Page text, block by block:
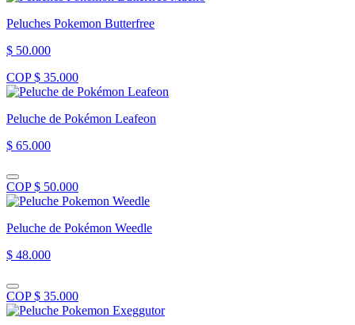
Peluches Pokemon Butterfree
$ 50.000
COP $ 35.000
Peluche de Pokémon Leafeon
$ 65.000
COP $ 50.000
Peluche de Pokémon Weedle
$ 48.000
COP $ 35.000